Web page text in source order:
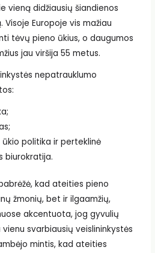
vieną didžiausių šiandienos
Europoje vis mažiau
tėvų pieno ūkius, o daugumos
jau viršija 55 metus.
nepatrauklumo
politika ir perteklinė
biurokratija.
kad ateities pieno
žmonių, bet ir ilgaamžių,
akcentuota, jog gyvulių
svarbiausių veislininkystės
mintis, kad ateities